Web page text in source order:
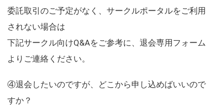
委託取引のご予定がなく、サークルポータルをご利用
されない場合は
下記サークル向けQ&Aをご参考に、退会専用フォーム
よりご連絡ください。
④退会したいのですが、どこから申し込めばいいので
すか？